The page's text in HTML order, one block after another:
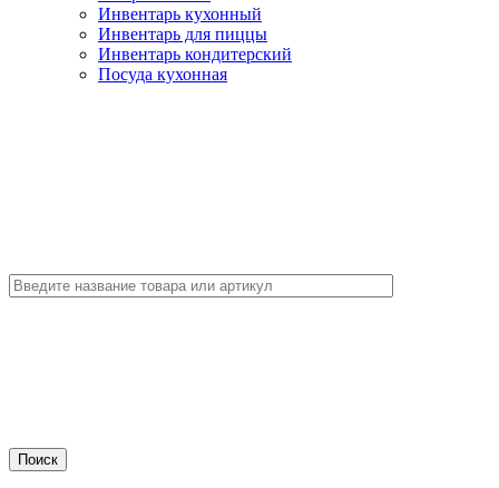
Инвентарь кухонный
Инвентарь для пиццы
Инвентарь кондитерский
Посуда кухонная